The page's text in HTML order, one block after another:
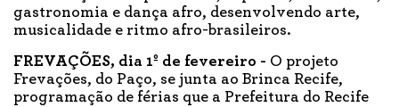
gastronomia e dança afro, desenvolvendo arte,
musicalidade e ritmo afro-brasileiros.
FREVAÇÕES, dia 1º de fevereiro - O projeto
Frevações, do Paço, se junta ao Brinca Recife,
programação de férias que a Prefeitura do Recife